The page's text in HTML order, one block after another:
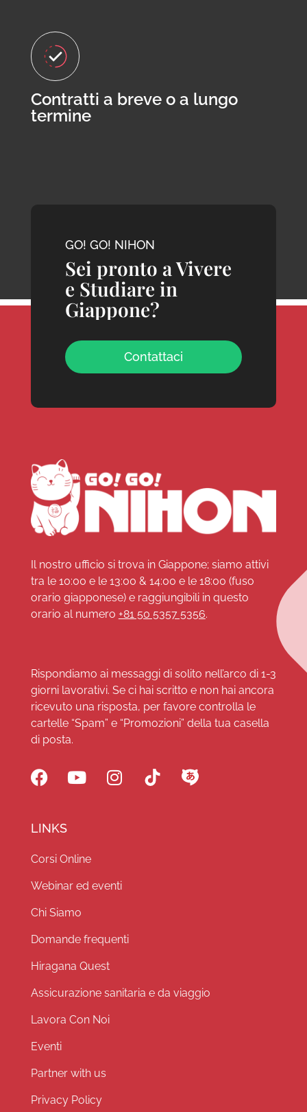
Contratti a breve o a lungo
termine
GO! GO! NIHON
Sei pronto a Vivere
e Studiare in
Giappone?
Contattaci
Il nostro ufficio si trova in Giappone; siamo attivi
tra le 10:00 e le 13:00 & 14:00 e le 18:00 (fuso
orario giapponese) e raggiungibili in questo
orario al numero +81 50 5357 5356.
Rispondiamo ai messaggi di solito nell’arco di 1-3
giorni lavorativi. Se ci hai scritto e non hai ancora
ricevuto una risposta, per favore controlla le
cartelle “Spam” e “Promozioni” della tua casella
di posta.
LINKS
Corsi Online
Webinar ed eventi
Chi Siamo
Domande frequenti
Hiragana Quest
Assicurazione sanitaria e da viaggio
Lavora Con Noi
Eventi
Partner with us
Privacy Policy